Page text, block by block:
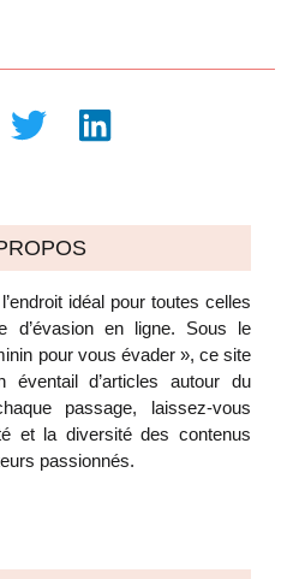
l’endroit idéal pour toutes celles
d’évasion en ligne. Sous le
pour vous évader », ce site
éventail d’articles autour du
passage, laissez-vous
et la diversité des contenus
passionnés.